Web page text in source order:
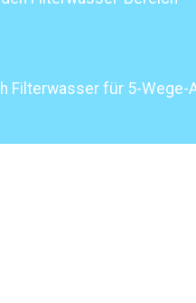
für 5-Wege-